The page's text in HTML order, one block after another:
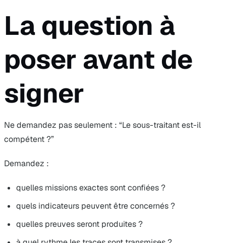
La question à
poser avant de
signer
Ne demandez pas seulement : “Le sous-traitant est-il
compétent ?”
Demandez :
quelles missions exactes sont confiées ?
quels indicateurs peuvent être concernés ?
quelles preuves seront produites ?